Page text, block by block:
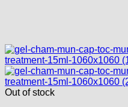
Out of stock